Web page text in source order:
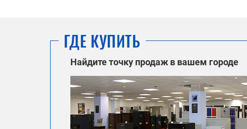
ГДЕ КУПИТЬ
Найдите точку продаж в вашем городе